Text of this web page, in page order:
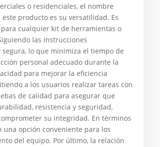
o residenciales, el nombre
producto es su versatilidad. Es
cualquier kit de herramientas o
las instrucciones
lo que minimiza el tiempo de
personal adecuado durante la
para mejorar la eficiencia
a los usuarios realizar tareas con
de calidad para asegurar que
resistencia y seguridad,
su integridad. En términos
opción conveniente para los
del equipo. Por último, la relación